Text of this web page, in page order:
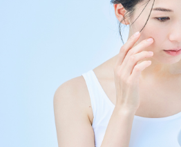
美容医療の基本情報
美容医療のスケジュール
美容医療キーワード辞典
美容医療まるわかりコラム
お悩みからコラムをさがす
コラム一覧
美容医療クリニック紹介
LINE 友だち登録